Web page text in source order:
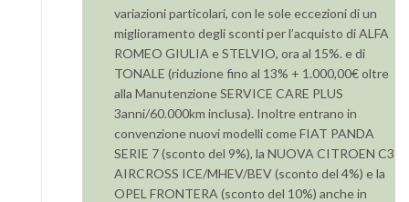
variazioni particolari, con le sole eccezioni di un
miglioramento degli sconti per l’acquisto di ALFA
ROMEO GIULIA e STELVIO, ora al 15%. e di
TONALE (riduzione fino al 13% + 1.000,00€ oltre
alla Manutenzione SERVICE CARE PLUS
3anni/60.000km inclusa). Inoltre entrano in
convenzione nuovi modelli come FIAT PANDA
SERIE 7 (sconto del 9%), la NUOVA CITROEN C3
AIRCROSS ICE/MHEV/BEV (sconto del 4%) e la
OPEL FRONTERA (sconto del 10%) anche in